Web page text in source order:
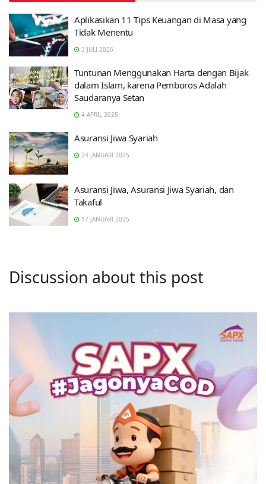
Aplikasikan 11 Tips Keuangan di Masa yang
Tidak Menentu
3 JULI 2026
Tuntunan Menggunakan Harta dengan Bijak
dalam Islam, karena Pemboros Adalah
Saudaranya Setan
4 APRIL 2025
Asuransi Jiwa Syariah
24 JANUARI 2025
Asuransi Jiwa, Asuransi Jiwa Syariah, dan
Takaful
17 JANUARI 2025
Discussion about this post